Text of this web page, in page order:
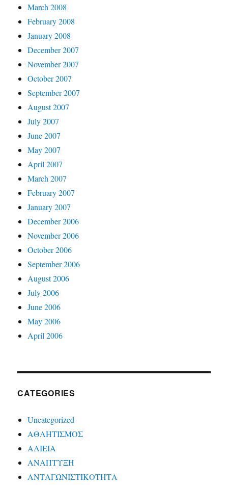
March 2008
February 2008
January 2008
December 2007
November 2007
October 2007
September 2007
August 2007
July 2007
June 2007
May 2007
April 2007
March 2007
February 2007
January 2007
December 2006
November 2006
October 2006
September 2006
August 2006
July 2006
June 2006
May 2006
April 2006
CATEGORIES
Uncategorized
ΑΘΛΗΤΙΣΜΟΣ
ΑΛΙΕΙΑ
ΑΝΑΠΤΥΞΗ
ΑΝΤΑΓΩΝΙΣΤΙΚΟΤΗΤΑ